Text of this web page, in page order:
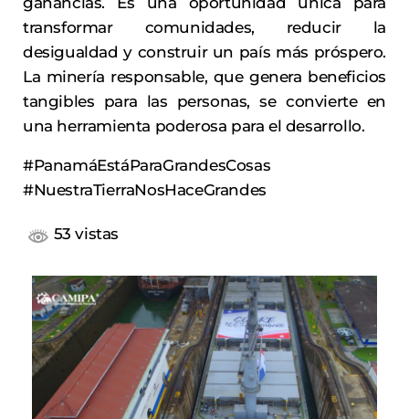
transformar comunidades, reducir la
desigualdad y construir un país más próspero.
La minería responsable, que genera beneficios
tangibles para las personas, se convierte en
una herramienta poderosa para el desarrollo.
#PanamáEstáParaGrandesCosas
#NuestraTierraNosHaceGrandes
53 vistas